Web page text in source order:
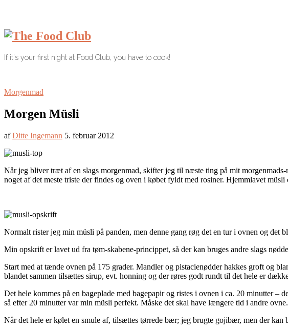
If it's your first night at Food Club, you have to cook!
Morgenmad
Morgen Müsli
afDitte Ingemann 5. februar 2012
Når jeg bliver træt af en slags morgenmad, skifter jeg til næste ting på mit
noget af det meste triste der findes og oven i købet fyldt med rosiner. Hjemmlavet
Normalt rister jeg min müsli på panden, men denne gang røg det en tur i ovnen og det
Min opskrift er lavet ud fra tøm-skabene-princippet, så der kan bruges andre slags
Start med at tænde ovnen på 175 grader. Mandler og pistacienødder hakkes groft og
blandet sammen tilsættes sirup, evt. honning og der røres godt rundt til det hele er
Det hele kommes på en bageplade med bagepapir og ristes i ovnen i ca. 20 minutter –
så efter 20 minutter var min müsli perfekt. Måske det skal have længere tid i andre ovne.
Når det hele er kølet en smule af, tilsættes tørrede bær; jeg brugte gojibær, men der